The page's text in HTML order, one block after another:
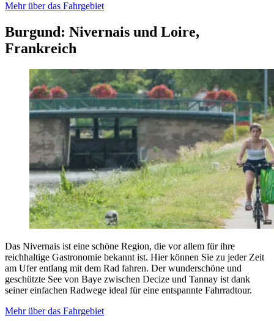
Mehr über das Fahrgebiet
Burgund: Nivernais und Loire,
Frankreich
Das Nivernais ist eine schöne Region, die vor allem für ihre
reichhaltige Gastronomie bekannt ist. Hier können Sie zu jeder Zeit
am Ufer entlang mit dem Rad fahren. Der wunderschöne und
geschützte See von Baye zwischen Decize und Tannay ist dank
seiner einfachen Radwege ideal für eine entspannte Fahrradtour.
Mehr über das Fahrgebiet